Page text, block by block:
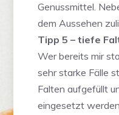
Genussmittel.
dem Aussehen
Tipp 5 – tiefe
Wer bereits mir
sehr starke Fälle
Falten aufgefüllt
eingesetzt